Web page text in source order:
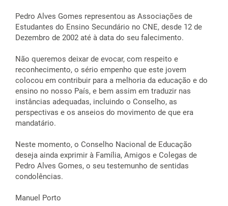
Pedro Alves Gomes representou as Associações de
Estudantes do Ensino Secundário no CNE, desde 12 de
Dezembro de 2002 até à data do seu falecimento.
Não queremos deixar de evocar, com respeito e
reconhecimento, o sério empenho que este jovem
colocou em contribuir para a melhoria da educação e do
ensino no nosso País, e bem assim em traduzir nas
instâncias adequadas, incluindo o Conselho, as
perspectivas e os anseios do movimento de que era
mandatário.
Neste momento, o Conselho Nacional de Educação
deseja ainda exprimir à Família, Amigos e Colegas de
Pedro Alves Gomes, o seu testemunho de sentidas
condolências.
Manuel Porto